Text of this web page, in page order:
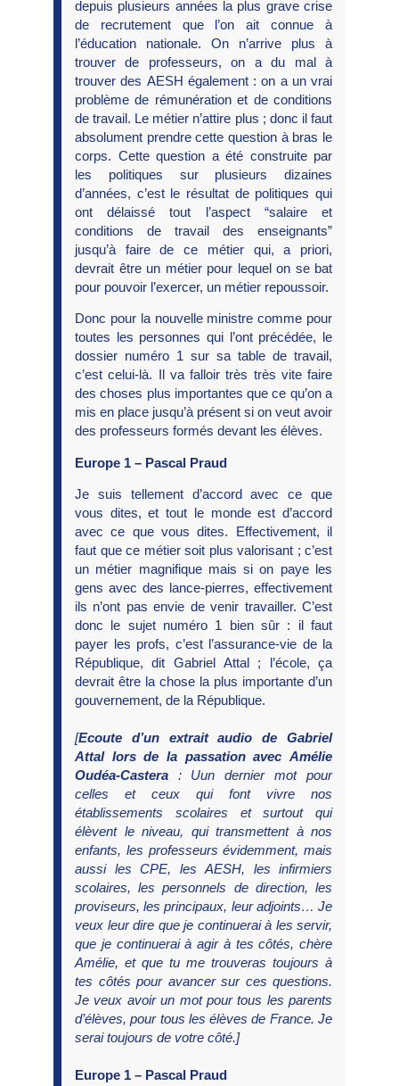
depuis plusieurs années la plus grave crise
de recrutement que l’on ait connue à
l’éducation nationale. On n’arrive plus à
trouver de professeurs, on a du mal à
trouver des AESH également : on a un vrai
problème de rémunération et de conditions
de travail. Le métier n’attire plus ; donc il faut
absolument prendre cette question à bras le
corps. Cette question a été construite par
les politiques sur plusieurs dizaines
d’années, c’est le résultat de politiques qui
ont délaissé tout l’aspect “salaire et
conditions de travail des enseignants”
jusqu’à faire de ce métier qui, a priori,
devrait être un métier pour lequel on se bat
pour pouvoir l’exercer, un métier repoussoir.
Donc pour la nouvelle ministre comme pour
toutes les personnes qui l’ont précédée, le
dossier numéro 1 sur sa table de travail,
c’est celui-là. Il va falloir très très vite faire
des choses plus importantes que ce qu’on a
mis en place jusqu’à présent si on veut avoir
des professeurs formés devant les élèves.
Europe 1 – Pascal Praud
Je suis tellement d’accord avec ce que
vous dites, et tout le monde est d’accord
avec ce que vous dites. Effectivement, il
faut que ce métier soit plus valorisant ; c’est
un métier magnifique mais si on paye les
gens avec des lance-pierres, effectivement
ils n’ont pas envie de venir travailler. C’est
donc le sujet numéro 1 bien sûr : il faut
payer les profs, c’est l’assurance-vie de la
République, dit Gabriel Attal ; l’école, ça
devrait être la chose la plus importante d’un
gouvernement, de la République.
[Ecoute d’un extrait audio de Gabriel
Attal lors de la passation avec Amélie
Oudéa-Castera : Uun dernier mot pour
celles et ceux qui font vivre nos
établissements scolaires et surtout qui
élèvent le niveau, qui transmettent à nos
enfants, les professeurs évidemment, mais
aussi les CPE, les AESH, les infirmiers
scolaires, les personnels de direction, les
proviseurs, les principaux, leur adjoints… Je
veux leur dire que je continuerai à les servir,
que je continuerai à agir à tes côtés, chère
Amélie, et que tu me trouveras toujours à
tes côtés pour avancer sur ces questions.
Je veux avoir un mot pour tous les parents
d’élèves, pour tous les élèves de France. Je
serai toujours de votre côté.]
Europe 1 – Pascal Praud